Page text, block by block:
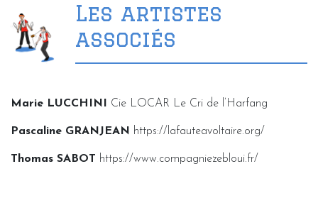
Les artistes
associés
Marie LUCCHINI Cie LOCAR Le Cri de l’Harfang
Pascaline GRANJEAN https://lafauteavoltaire.org/
Thomas SABOT https://www.compagniezebloui.fr/